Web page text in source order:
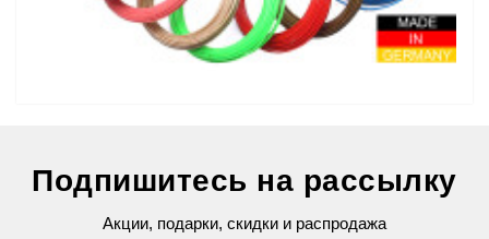
1 779 грн
Подпишитесь на рассылку
Акции, подарки, скидки и распродажа